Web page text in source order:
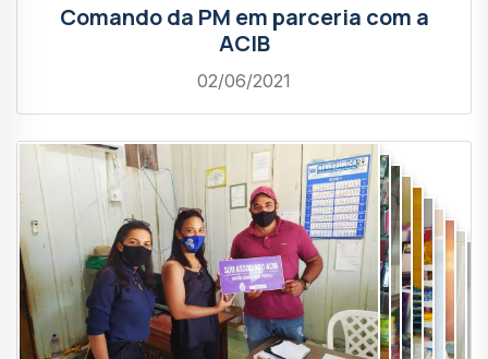
Comando da PM em parceria com a
ACIB
02/06/2021